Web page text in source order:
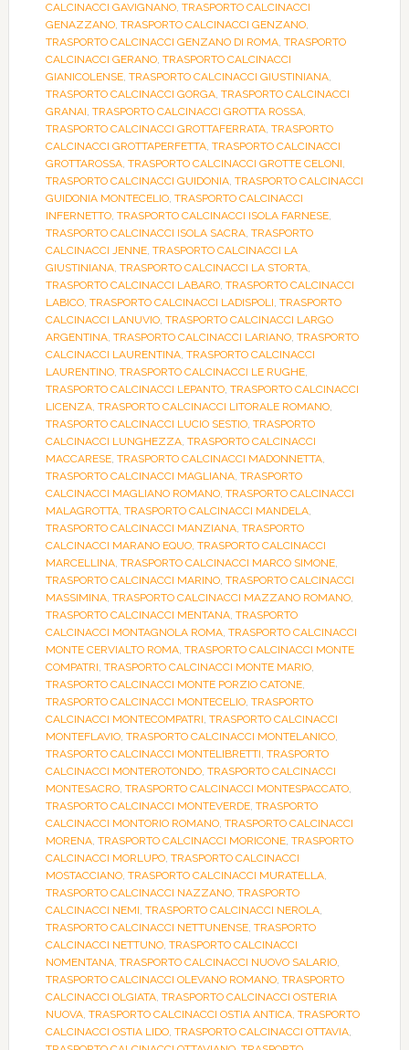
CALCINACCI GAVIGNANO, TRASPORTO CALCINACCI
GENAZZANO, TRASPORTO CALCINACCI GENZANO,
TRASPORTO CALCINACCI GENZANO DI ROMA, TRASPORTO
CALCINACCI GERANO, TRASPORTO CALCINACCI
GIANICOLENSE, TRASPORTO CALCINACCI GIUSTINIANA,
TRASPORTO CALCINACCI GORGA, TRASPORTO CALCINACCI
GRANAI, TRASPORTO CALCINACCI GROTTA ROSSA,
TRASPORTO CALCINACCI GROTTAFERRATA, TRASPORTO
CALCINACCI GROTTAPERFETTA, TRASPORTO CALCINACCI
GROTTAROSSA, TRASPORTO CALCINACCI GROTTE CELONI,
TRASPORTO CALCINACCI GUIDONIA, TRASPORTO CALCINACCI
GUIDONIA MONTECELIO, TRASPORTO CALCINACCI
INFERNETTO, TRASPORTO CALCINACCI ISOLA FARNESE,
TRASPORTO CALCINACCI ISOLA SACRA, TRASPORTO
CALCINACCI JENNE, TRASPORTO CALCINACCI LA
GIUSTINIANA, TRASPORTO CALCINACCI LA STORTA,
TRASPORTO CALCINACCI LABARO, TRASPORTO CALCINACCI
LABICO, TRASPORTO CALCINACCI LADISPOLI, TRASPORTO
CALCINACCI LANUVIO, TRASPORTO CALCINACCI LARGO
ARGENTINA, TRASPORTO CALCINACCI LARIANO, TRASPORTO
CALCINACCI LAURENTINA, TRASPORTO CALCINACCI
LAURENTINO, TRASPORTO CALCINACCI LE RUGHE,
TRASPORTO CALCINACCI LEPANTO, TRASPORTO CALCINACCI
LICENZA, TRASPORTO CALCINACCI LITORALE ROMANO,
TRASPORTO CALCINACCI LUCIO SESTIO, TRASPORTO
CALCINACCI LUNGHEZZA, TRASPORTO CALCINACCI
MACCARESE, TRASPORTO CALCINACCI MADONNETTA,
TRASPORTO CALCINACCI MAGLIANA, TRASPORTO
CALCINACCI MAGLIANO ROMANO, TRASPORTO CALCINACCI
MALAGROTTA, TRASPORTO CALCINACCI MANDELA,
TRASPORTO CALCINACCI MANZIANA, TRASPORTO
CALCINACCI MARANO EQUO, TRASPORTO CALCINACCI
MARCELLINA, TRASPORTO CALCINACCI MARCO SIMONE,
TRASPORTO CALCINACCI MARINO, TRASPORTO CALCINACCI
MASSIMINA, TRASPORTO CALCINACCI MAZZANO ROMANO,
TRASPORTO CALCINACCI MENTANA, TRASPORTO
CALCINACCI MONTAGNOLA ROMA, TRASPORTO CALCINACCI
MONTE CERVIALTO ROMA, TRASPORTO CALCINACCI MONTE
COMPATRI, TRASPORTO CALCINACCI MONTE MARIO,
TRASPORTO CALCINACCI MONTE PORZIO CATONE,
TRASPORTO CALCINACCI MONTECELIO, TRASPORTO
CALCINACCI MONTECOMPATRI, TRASPORTO CALCINACCI
MONTEFLAVIO, TRASPORTO CALCINACCI MONTELANICO,
TRASPORTO CALCINACCI MONTELIBRETTI, TRASPORTO
CALCINACCI MONTEROTONDO, TRASPORTO CALCINACCI
MONTESACRO, TRASPORTO CALCINACCI MONTESPACCATO,
TRASPORTO CALCINACCI MONTEVERDE, TRASPORTO
CALCINACCI MONTORIO ROMANO, TRASPORTO CALCINACCI
MORENA, TRASPORTO CALCINACCI MORICONE, TRASPORTO
CALCINACCI MORLUPO, TRASPORTO CALCINACCI
MOSTACCIANO, TRASPORTO CALCINACCI MURATELLA,
TRASPORTO CALCINACCI NAZZANO, TRASPORTO
CALCINACCI NEMI, TRASPORTO CALCINACCI NEROLA,
TRASPORTO CALCINACCI NETTUNENSE, TRASPORTO
CALCINACCI NETTUNO, TRASPORTO CALCINACCI
NOMENTANA, TRASPORTO CALCINACCI NUOVO SALARIO,
TRASPORTO CALCINACCI OLEVANO ROMANO, TRASPORTO
CALCINACCI OLGIATA, TRASPORTO CALCINACCI OSTERIA
NUOVA, TRASPORTO CALCINACCI OSTIA ANTICA, TRASPORTO
CALCINACCI OSTIA LIDO, TRASPORTO CALCINACCI OTTAVIA,